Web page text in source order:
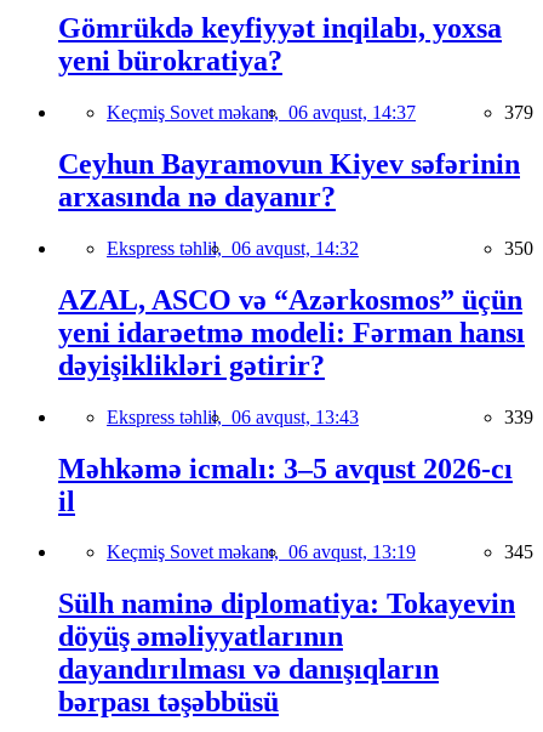
Gömrükdə keyfiyyət inqilabı, yoxsa
yeni bürokratiya?
Keçmiş Sovet məkanı, 06 avqust, 14:37 379
Ceyhun Bayramovun Kiyev səfərinin
arxasında nə dayanır?
Ekspress təhlil, 06 avqust, 14:32 350
AZAL, ASCO və “Azərkosmos” üçün
yeni idarəetmə modeli: Fərman hansı
dəyişiklikləri gətirir?
Ekspress təhlil, 06 avqust, 13:43 339
Məhkəmə icmalı: 3–5 avqust 2026-cı
il
Keçmiş Sovet məkanı, 06 avqust, 13:19 345
Sülh naminə diplomatiya: Tokayevin
döyüş əməliyyatlarının
dayandırılması və danışıqların
bərpası təşəbbüsü